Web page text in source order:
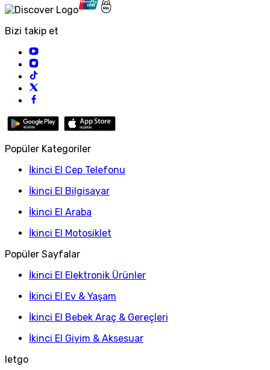
Bizi takip et
Popüler Kategoriler
İkinci El Cep Telefonu
İkinci El Bilgisayar
İkinci El Araba
İkinci El Motosiklet
Popüler Sayfalar
İkinci El Elektronik Ürünler
İkinci El Ev & Yaşam
İkinci El Bebek Araç & Gereçleri
İkinci El Giyim & Aksesuar
letgo